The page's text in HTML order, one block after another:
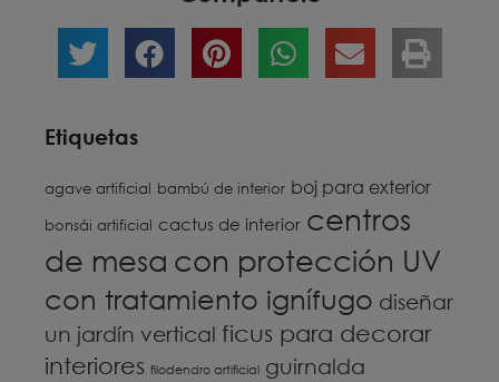
Etiquetas
agave artificial bambú de interior boj para exterior
bonsái artificial cactus de interior centros
de mesa con protección UV
con tratamiento ignífugo diseñar
un jardín vertical ficus para decorar
interiores filodendro artificial guirnalda